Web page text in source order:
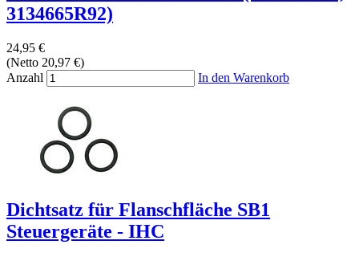
3134665R92)
24,95 €
(Netto 20,97 €)
Anzahl
In den Warenkorb
Dichtsatz für Flanschfläche SB1
Steuergeräte - IHC